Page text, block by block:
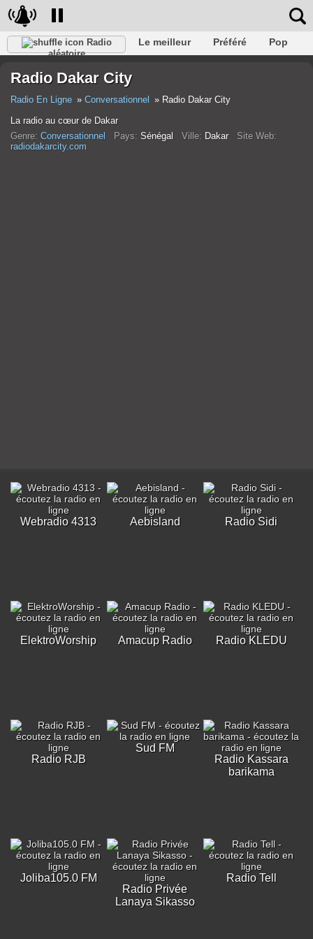
Radio
aléatoire
Le meilleur Préféré
Pop
Conversationnel
Rap
Radio Dakar City
Radio En Ligne Conversationnel
Radio Dakar City
La radio au cœur de Dakar
Genre: Conversationnel Pays: Sénégal Ville: Dakar Site Web:
radiodakarcity.com
Webradio 4313 Aebisland Radio Sidi
ElektroWorship Amacup Radio Radio KLEDU
Radio RJB
Sud FM
Radio Kassara
barikama
Joliba105.0 FM
Radio Privée
Lanaya Sikasso
Radio Tell